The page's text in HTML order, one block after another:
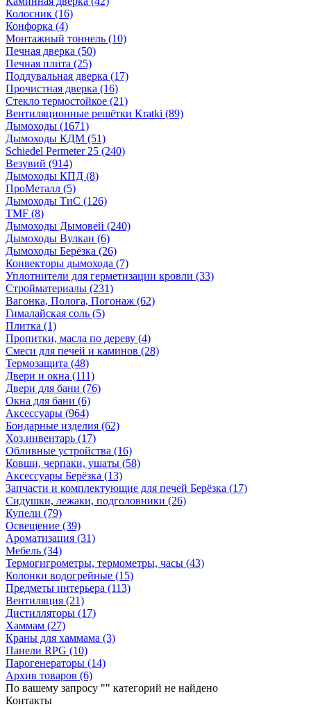
Колосник (16)
Конфорка (4)
Монтажный тоннель (10)
Печная дверка (50)
Печная плита (25)
Поддувальная дверка (17)
Прочистная дверка (16)
Стекло термостойкое (21)
Вентиляционные решётки Kratki (89)
Дымоходы (1671)
Дымоходы КДМ (51)
Schiedel Permeter 25 (240)
Везувий (914)
Дымоходы КПД (8)
ПроМеталл (5)
Дымоходы ТиС (126)
TMF (8)
Дымоходы Дымовей (240)
Дымоходы Вулкан (6)
Дымоходы Берёзка (26)
Конвекторы дымохода (7)
Уплотнители для герметизации кровли (33)
Стройматериалы (231)
Вагонка, Полога, Погонаж (62)
Гималайская соль (5)
Плитка (1)
Пропитки, масла по дереву (4)
Смеси для печей и каминов (28)
Термозащита (48)
Двери и окна (111)
Двери для бани (76)
Окна для бани (6)
Аксессуары (964)
Бондарные изделия (62)
Хоз.инвентарь (17)
Обливные устройства (16)
Ковши, черпаки, ушаты (58)
Аксессуары Берёзка (13)
Запчасти и комплектующие для печей Берёзка (17)
Сидушки, лежаки, подголовники (26)
Купели (79)
Освещение (39)
Ароматизация (31)
Мебель (34)
Термогигрометры, термометры, часы (43)
Колонки водогрейные (15)
Предметы интерьера (113)
Вентиляция (21)
Дистилляторы (17)
Хаммам (27)
Краны для хаммама (3)
Панели RPG (10)
Парогенераторы (14)
Архив товаров (6)
По вашему запросу "" категорий не найдено
Контакты